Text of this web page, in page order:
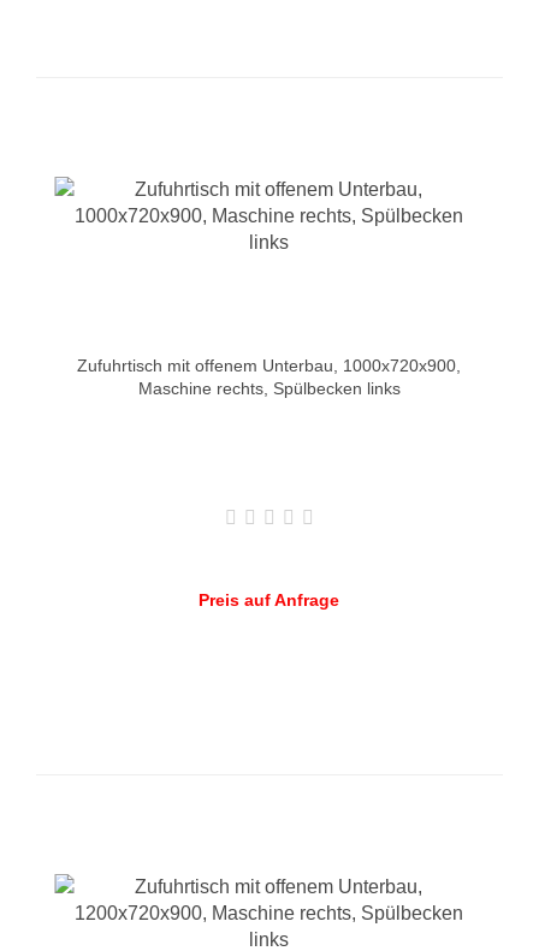
Zufuhrtisch mit offenem Unterbau, 1000x720x900,
Maschine rechts, Spülbecken links
Preis auf Anfrage